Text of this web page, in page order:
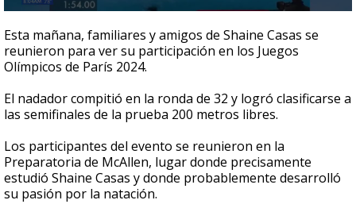
seconds
of
2
minutes,
seconds
Esta mañana, familiares y amigos de Shaine Casas se
reunieron para ver su participación en los Juegos
Olímpicos de París 2024.
El nadador compitió en la ronda de 32 y logró clasificarse a
las semifinales de la prueba 200 metros libres.
Los participantes del evento se reunieron en la
Preparatoria de McAllen, lugar donde precisamente
estudió Shaine Casas y donde probablemente desarrolló
su pasión por la natación.